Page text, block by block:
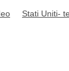
Stati Uniti-